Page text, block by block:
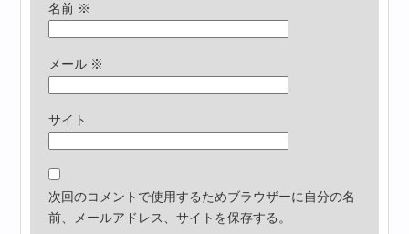
名前 ※
メール ※
サイト
次回のコメントで使用するためブラウザーに自分の名
前、メールアドレス、サイトを保存する。